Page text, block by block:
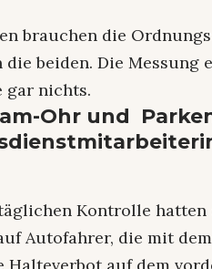
brauchen die
beiden. Die Messung
gar nichts.
Ohr und
Kontrolle
Autofahrer, die mit
Halteverbot auf dem